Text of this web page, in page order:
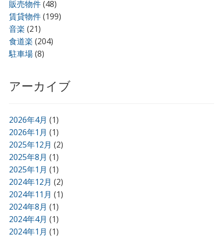
販売物件(48)
賃貸物件(199)
音楽 (21)
食道楽 (204)
駐車場(8)
アーカイブ
2026年4月 (1)
2026年1月 (1)
2025年12月 (2)
2025年8月 (1)
2025年1月 (1)
2024年12月 (2)
2024年11月 (1)
2024年8月 (1)
2024年4月 (1)
2024年1月 (1)